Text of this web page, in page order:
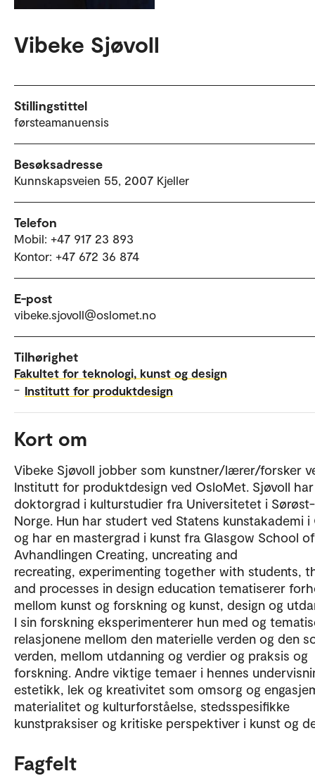
Vibeke Sjøvoll
Stillingstittel
førsteamanuensis
Besøksadresse
Kunnskapsveien 55, 2007 Kjeller
Telefon
Mobil: +47 917 23 893
Kontor: +47 672 36 874
E-post
vibeke.sjovoll@oslomet.no
Tilhørighet
Fakultet for teknologi, kunst og design
– Institutt for produktdesign
Kort om
Vibeke Sjøvoll jobber som kunstner/lærer/forsker
Institutt for produktdesign ved OsloMet. Sjøvoll har
doktorgrad i kulturstudier fra Universitetet i Sørøst-
Norge. Hun har studert ved Statens kunstakademi i
og har en mastergrad i kunst fra Glasgow School
Avhandlingen Creating, uncreating and
recreating, experimenting together with students,
and processes in design education tematiserer
mellom kunst og forskning og kunst, design og
I sin forskning eksperimenterer hun med og
relasjonene mellom den materielle verden og den
verden, mellom utdanning og verdier og praksis og
forskning. Andre viktige temaer i hennes
estetikk, lek og kreativitet som omsorg og
materialitet og kulturforståelse, stedsspesifikke
kunstpraksiser og kritiske perspektiver i kunst og
Fagfelt